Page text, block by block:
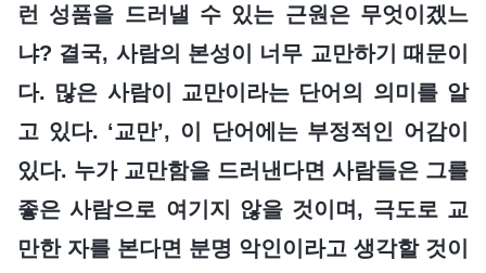
런 성품을 드러낼 수 있는 근원은 무엇이겠느
냐? 결국, 사람의 본성이 너무 교만하기 때문이
다. 많은 사람이 교만이라는 단어의 의미를 알
고 있다. ‘교만’, 이 단어에는 부정적인 어감이
있다. 누가 교만함을 드러낸다면 사람들은 그를
좋은 사람으로 여기지 않을 것이며, 극도로 교
만한 자를 본다면 분명 악인이라고 생각할 것이